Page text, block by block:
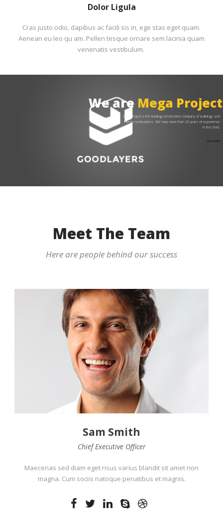
Dolor Ligula
Cras justo odio, dapibus ac facili sis in, ege stas eget quam.
Aenean eu leo qu am. Pellen tesque ornare sem lacinia quam
venenatis vestibulum.
Learn More
MegaProject is the leading construction company of builidngs and
interior contructions. We have more than 20 years of experience
in this field.
Mega Project
We are
Meet The Team
Here are people behind our success
Sam Smith
Chief Executive Officer
Maecenas sed diam eget risus varius blandit sit amet non
magna. Cum sociis natoque penatibus et magnis.